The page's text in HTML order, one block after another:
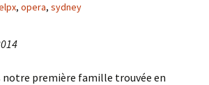
, opera, sydney
notre première famille trouvée en